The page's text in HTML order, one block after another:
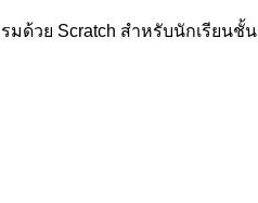
มด้วย Scratch สำหรับนักเรียนชั้น